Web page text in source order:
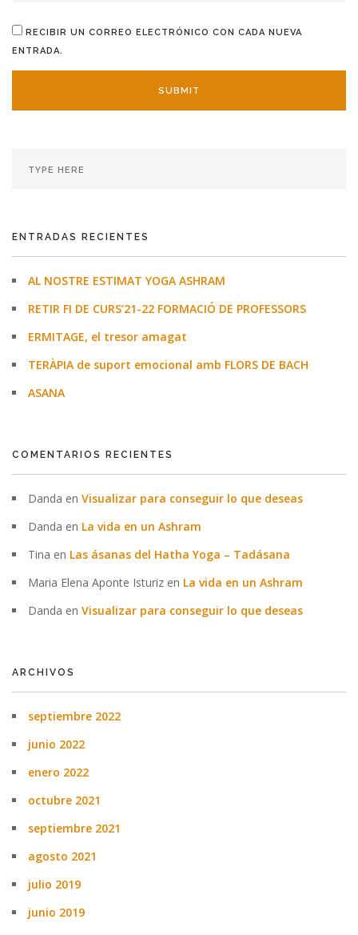
RECIBIR UN CORREO ELECTRÓNICO CON CADA NUEVA
ENTRADA.
ENTRADAS RECIENTES
AL NOSTRE ESTIMAT YOGA ASHRAM
RETIR FI DE CURS’21-22 FORMACIÓ DE PROFESSORS
ERMITAGE, el tresor amagat
TERÀPIA de suport emocional amb FLORS DE BACH
ASANA
COMENTARIOS RECIENTES
Danda en Visualizar para conseguir lo que deseas
Danda en La vida en un Ashram
Tina en Las ásanas del Hatha Yoga – Tadásana
Maria Elena Aponte Isturiz en La vida en un Ashram
Danda en Visualizar para conseguir lo que deseas
ARCHIVOS
septiembre 2022
junio 2022
enero 2022
octubre 2021
septiembre 2021
agosto 2021
julio 2019
junio 2019